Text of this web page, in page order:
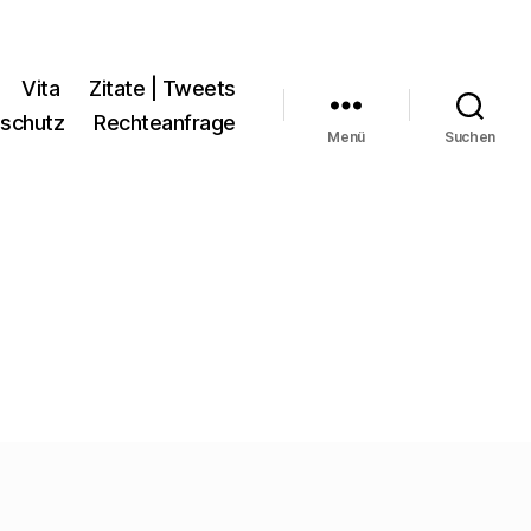
Vita
Zitate | Tweets
Rechteanfrage
Menü Suchen